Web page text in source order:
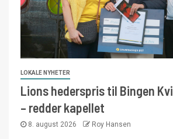
LOKALE NYHETER
Lions hederspris til Bingen
– redder kapellet
8. august 2026 Roy Hansen